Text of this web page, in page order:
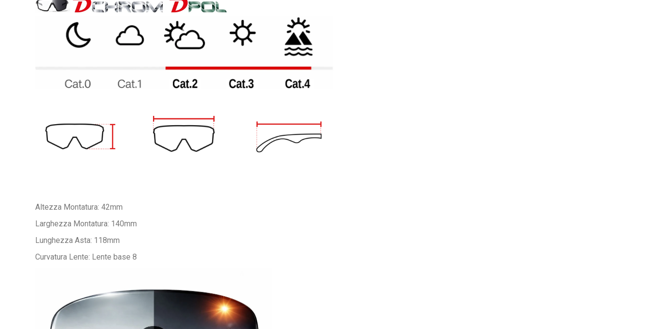
Altezza Montatura: 42mm
Larghezza Montatura: 140mm
Lunghezza Asta: 118mm
Curvatura Lente: Lente base 8